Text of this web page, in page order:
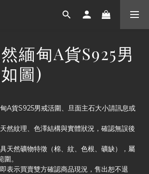
緬甸A貨S925男
圖)
A貨S925男戒活圍、旦面主石大小請訊息或
然紋理、色澤結構與實體狀況，確認無誤後
天然礦物特徵（棉、紋、色根、礦缺），屬
。
表示買賣雙方確認商品現況，售出恕不退